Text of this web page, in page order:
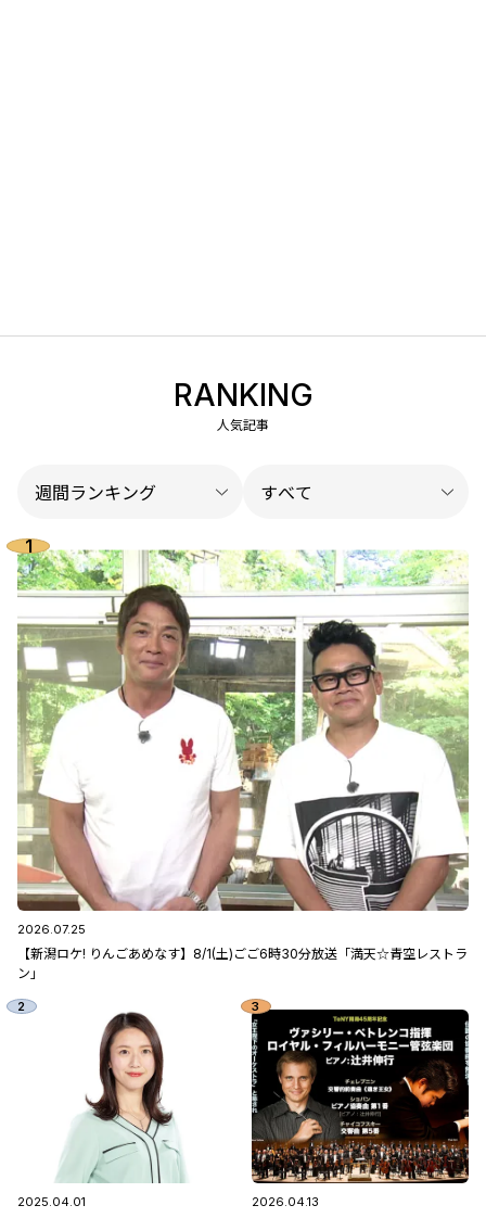
RANKING
人気記事
2026.07.25
【新潟ロケ! りんごあめなす】8/1(土)ごご6時30分放送「満天☆青空レストラ
ン」
2025.04.01 2026.04.13